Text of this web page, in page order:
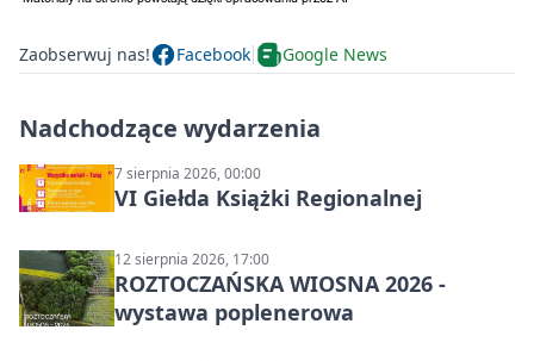
Zaobserwuj nas! Facebook Google News
Nadchodzące wydarzenia
7 sierpnia 2026, 00:00
VI Giełda Książki Regionalnej
12 sierpnia 2026, 17:00
ROZTOCZAŃSKA WIOSNA 2026 -
wystawa poplenerowa